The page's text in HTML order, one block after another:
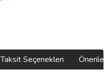
Taksit Seçenekleri